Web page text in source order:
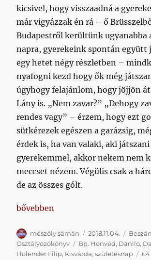
kicsivel, hogy visszaadná a
már vigyázzak én rá – ő
Budapestről kerültünk ugyanabba
napra, gyerekeink spontán együtt
egy hetet négy részletben –
nyafogni kezd hogy ők még
úgyhogy felajánlom, hogy jöjjön át
Lány is. „Nem zavar?” „Dehogy
rendes vagy” – érzem, hogy ezt
sütkérezek egészen a garázsig,
érdek is, ha van valaki, aki játszani
gyerekemmel, akkor nekem nem
meccset nézem. Végülis csak a
de az összes gólt.
„Ütöttük a Várdát, máris a
bővebben
Szerző
mészöly sámán Közzétéve
2018.11.04.
Osztályozókönyv
Címke
Bp. Honvéd, Danilo,
Holender Filip, Kisvárda,születésnap 64